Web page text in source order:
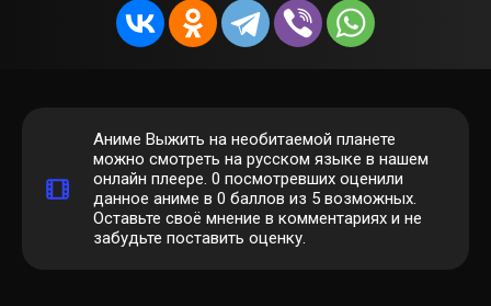
Аниме Выжить на необитаемой планете
можно смотреть на русском языке в нашем
онлайн плеере. 0 посмотревших оценили
данное аниме в 0 баллов из 5 возможных.
Оставьте своё мнение в комментариях и не
забудьте поставить оценку.